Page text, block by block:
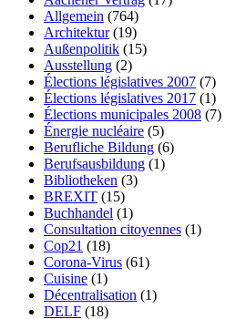
Allgemein (764)
Architektur(19)
Außenpolitik (15)
Ausstellung (2)
Élections législatives 2007 (7)
Élections législatives 2017 (1)
Élections municipales 2008 (7)
Énergie nucléaire (5)
Berufliche Bildung (6)
Berufsausbildung (1)
Bibliotheken (3)
BREXIT (15)
Buchhandel (1)
Consultation citoyennes (1)
Cop21 (18)
Corona-Virus (61)
Cuisine (1)
Décentralisation (1)
DELF (18)